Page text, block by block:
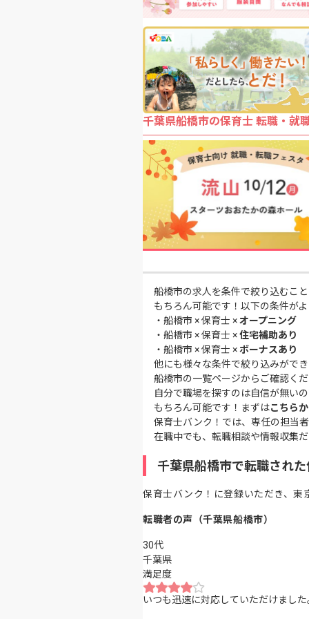
千葉県船橋市の保育士 転職・就
船橋市の求人を条件で絞り込むこ
もちろん可能です！以下の条件が
・ 船橋市 × 保育士 ×オープニング
・ 船橋市 × 保育士 ×住宅補助あり
・ 船橋市 × 保育士 ×ボーナスあり
他にも様々な条件で絞り込みがで
船橋市の一覧ページからご確認く
自分で職場を探すのは自信が無い
もちろん可能です！まずはこちら
保育士バンク！では、専任の担当
在職中でも、転職相談や情報収集
千葉県船橋市で転職され
保育士バンク！に登録いただき、
転職者の声（千葉県船橋市）
30代
千葉県
満足度
いつも迅速に対応していただけました